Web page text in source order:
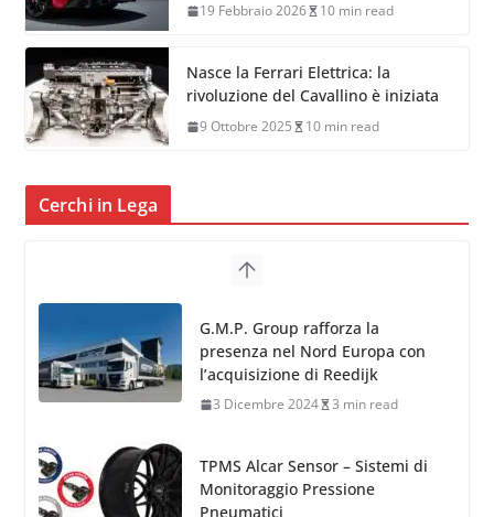
19 Febbraio 2026 10 min read
Nasce la Ferrari Elettrica: la
rivoluzione del Cavallino è iniziata
9 Ottobre 2025 10 min read
Cerchi in Lega
TPMS Alcar Sensor – Sistemi di
Monitoraggio Pressione
Pneumatici
4 Aprile 2022 3 min read
Cerchi in Lega Mercedes: Novità
MAK 2019 – 2020